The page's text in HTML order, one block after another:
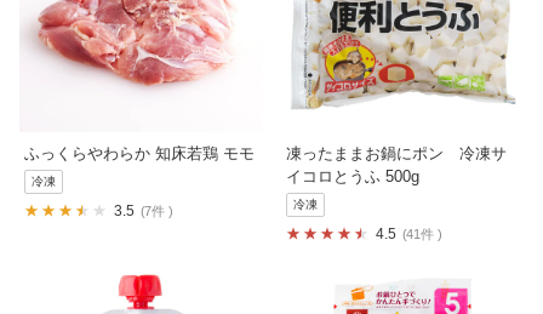
ふっくらやわらか 知床若鶏 モモ
冷凍
3.5 7件
凍ったままお鍋にポン 冷凍サ
イコロとうふ 500g
冷凍
4.5 41件